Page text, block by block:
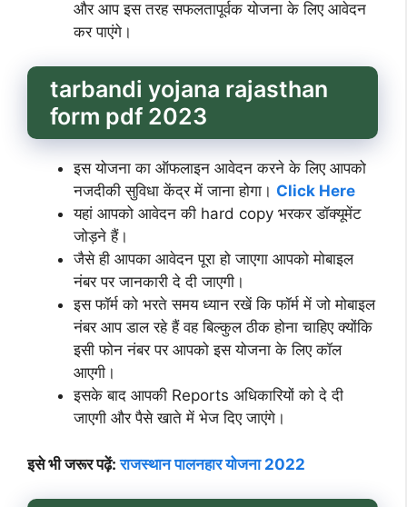
और आप इस तरह सफलतापूर्वक योजना के लिए आवेदन
कर पाएंगे।
tarbandi yojana rajasthan
form pdf 2023
इस योजना का ऑफलाइन आवेदन करने के लिए आपको
नजदीकी सुविधा केंद्र में जाना होगा। Click Here
यहां आपको आवेदन की hard copy भरकर डॉक्यूमेंट
जोड़ने हैं।
जैसे ही आपका आवेदन पूरा हो जाएगा आपको मोबाइल
नंबर पर जानकारी दे दी जाएगी।
इस फॉर्म को भरते समय ध्यान रखें कि फॉर्म में जो मोबाइल
नंबर आप डाल रहे हैं वह बिल्कुल ठीक होना चाहिए क्योंकि
इसी फोन नंबर पर आपको इस योजना के लिए कॉल
आएगी।
इसके बाद आपकी Reports अधिकारियों को दे दी
जाएगी और पैसे खाते में भेज दिए जाएंगे।
इसे भी जरूर पढ़ें:राजस्थान पालनहार योजना 2022